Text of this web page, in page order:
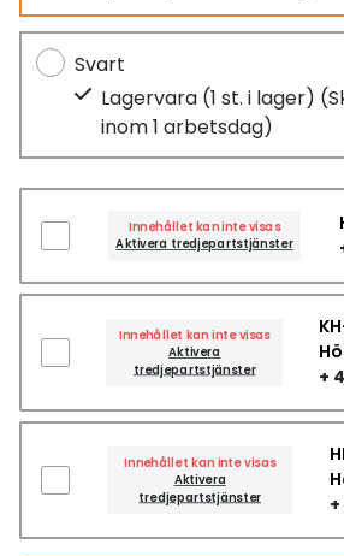
Svart
Lagervara (1 st. i lager)
inom 1 arbetsdag)
Innehållet kan inte visas
Aktivera tredjepartstjänster
Innehållet kan inte visas
Aktivera
tredjepartstjänster
+
Innehållet kan inte visas
Aktivera
tredjepartstjänster